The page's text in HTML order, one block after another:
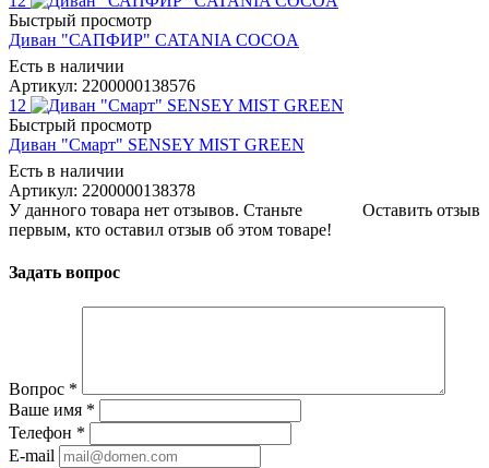
Быстрый просмотр
Диван "САПФИР" CATANIA COCOA
Есть в наличии
Артикул: 2200000138576
12
Быстрый просмотр
Диван "Смарт" SENSEY MIST GREEN
Есть в наличии
Артикул: 2200000138378
Оставить отзыв
У данного товара нет отзывов. Станьте
первым, кто оставил отзыв об этом товаре!
Задать вопрос
Вопрос *
Ваше имя *
Телефон *
E-mail